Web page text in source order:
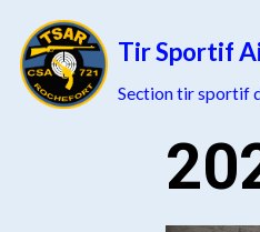
Tir Sportif
Section tir sportif